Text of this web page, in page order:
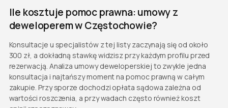
Ile kosztuje pomoc prawna: umowy z
deweloperem w Częstochowie?
Konsultacje u specjalistów z tej listy zaczynają się od około
300 zł, a dokładną stawkę widzisz przy każdym profilu przed
rezerwacją. Analiza umowy deweloperskiej to zwykle jedna
konsultacja i najtańszy moment na pomoc prawną w całym
zakupie. Przy sporze dochodzi opłata sądowa zależna od
wartości roszczenia, a przy wadach często również koszt